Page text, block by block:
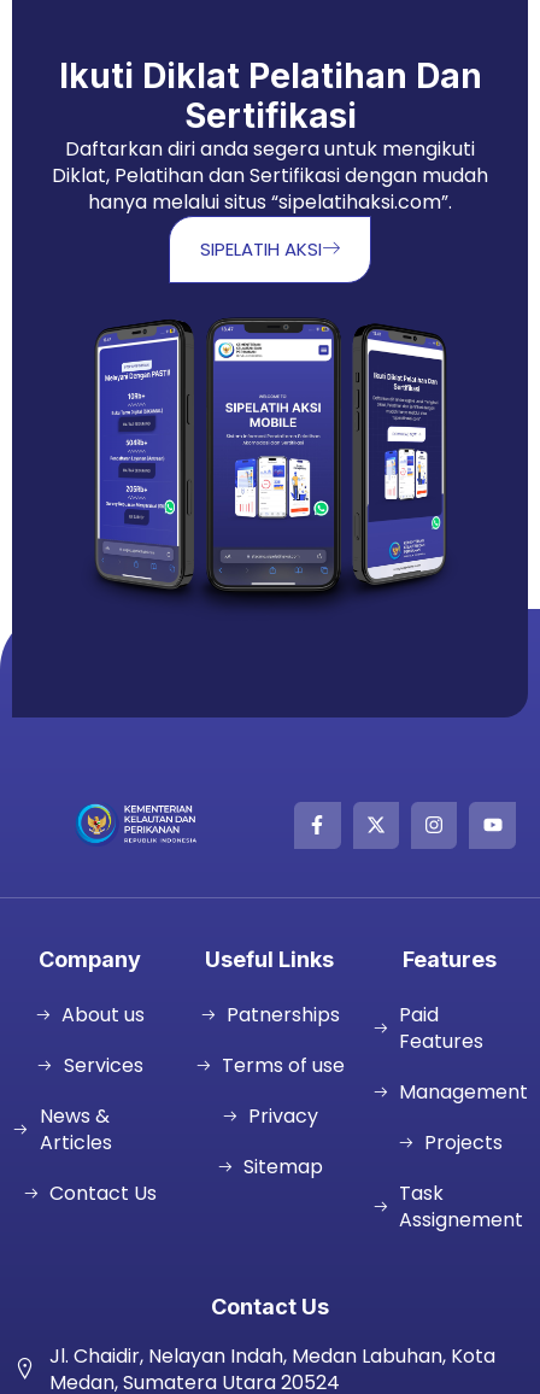
Ikuti Diklat Pelatihan Dan
Sertifikasi
Daftarkan diri anda segera untuk mengikuti
Diklat, Pelatihan dan Sertifikasi dengan mudah
hanya melalui situs “sipelatihaksi.com”.
SIPELATIH AKSI
Company
About us
Services
News &
Articles
Contact Us
Useful Links
Patnerships
Terms of use
Privacy
Sitemap
Features
Paid
Features
Management
Projects
Task
Assignement
Contact Us
Jl. Chaidir, Nelayan Indah, Medan Labuhan, Kota
Medan, Sumatera Utara 20524